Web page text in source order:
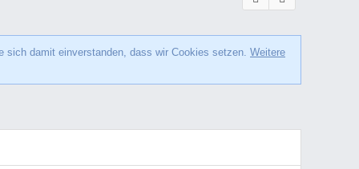
sich damit einverstanden, dass wir Cookies setzen. Weitere